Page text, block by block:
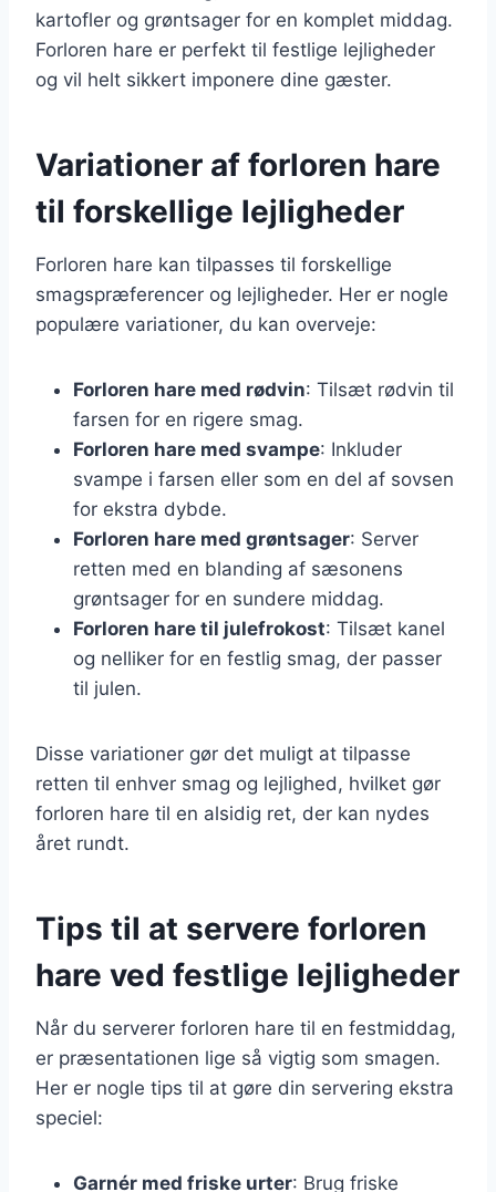
kartofler og grøntsager for en komplet middag.
Forloren hare er perfekt til festlige lejligheder
og vil helt sikkert imponere dine gæster.
Variationer af forloren hare
til forskellige lejligheder
Forloren hare kan tilpasses til forskellige
smagspræferencer og lejligheder. Her er nogle
populære variationer, du kan overveje:
Forloren hare med rødvin: Tilsæt rødvin til
farsen for en rigere smag.
Forloren hare med svampe: Inkluder
svampe i farsen eller som en del af sovsen
for ekstra dybde.
Forloren hare med grøntsager: Server
retten med en blanding af sæsonens
grøntsager for en sundere middag.
Forloren hare til julefrokost: Tilsæt kanel
og nelliker for en festlig smag, der passer
til julen.
Disse variationer gør det muligt at tilpasse
retten til enhver smag og lejlighed, hvilket gør
forloren hare til en alsidig ret, der kan nydes
året rundt.
Tips til at servere forloren
hare ved festlige lejligheder
Når du serverer forloren hare til en festmiddag,
er præsentationen lige så vigtig som smagen.
Her er nogle tips til at gøre din servering ekstra
speciel:
Garnér med friske urter: Brug friske